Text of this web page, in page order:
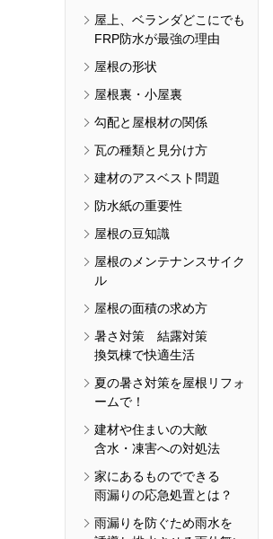
屋上、ベランダどこにでも
FRP防水が最強の理由
屋根の形状
屋根裏・小屋裏
勾配と屋根材の関係
瓦の種類と見分け方
建材のアスベスト問題
防水紙の重要性
屋根の豆知識
屋根のメンテナンスサイク
ル
屋根の面積の求め方
暑さ対策 結露対策
換気棟で快適生活
夏の暑さ対策を屋根リフォ
ームで！
建材や住まいの大敵
含水・凍害への対処法
家にあるものでできる
雨漏りの応急処置とは？
雨漏りを防ぐため雨水を